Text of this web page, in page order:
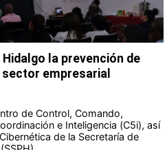
la prevención de
empresarial
de Control, Comando,
e Inteligencia (C5i), así
de la Secretaría de